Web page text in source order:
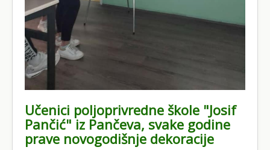
Učenici poljoprivredne škole "Josif
Pančić" iz Pančeva, svake godine
prave novogodišnje dekoracije